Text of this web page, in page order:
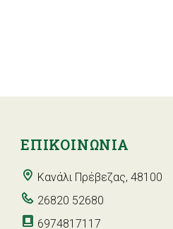
ΕΠΙΚΟΙΝΩΝΙΑ
Κανάλι Πρέβεζας, 48100
26820 52680
6974817117